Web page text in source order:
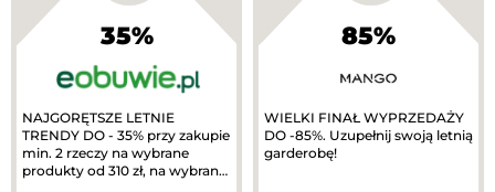
35%
NAJGORĘTSZE LETNIE
TRENDY DO - 35% przy zakupie
min. 2 rzeczy na wybrane
produkty od 310 zł, na wybrane
85%
WIELKI FINAŁ WYPRZEDAŻY
DO -85%. Uzupełnij swoją letnią
garderobę!